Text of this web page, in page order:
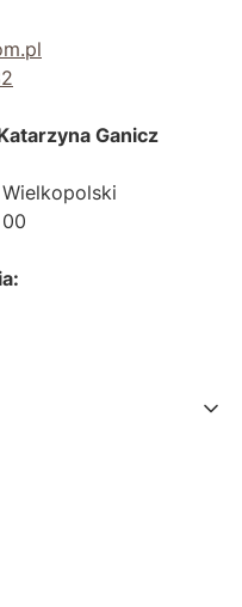
Ganicz